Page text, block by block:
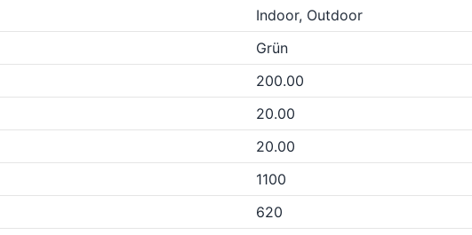
Indoor, Outdoor
Grün
200.00
20.00
20.00
1100
620